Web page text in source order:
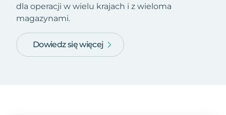
dla operacji w wielu krajach i z wieloma
magazynami.
Dowiedz się więcej